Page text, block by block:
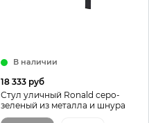
В наличии
18 333 руб
Стул уличный Ronald серо-
зеленый из металла и шнура